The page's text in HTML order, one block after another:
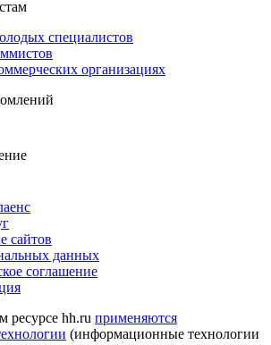
специалистов
организациях
сайтов
данных
соглашение
hh.ru применяются
(информационные технологии